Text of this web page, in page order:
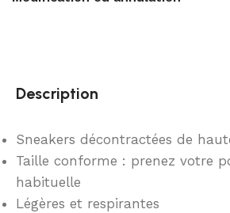
Description
Sneakers décontractées de
Taille conforme : prenez votre
habituelle
Légères et respirantes